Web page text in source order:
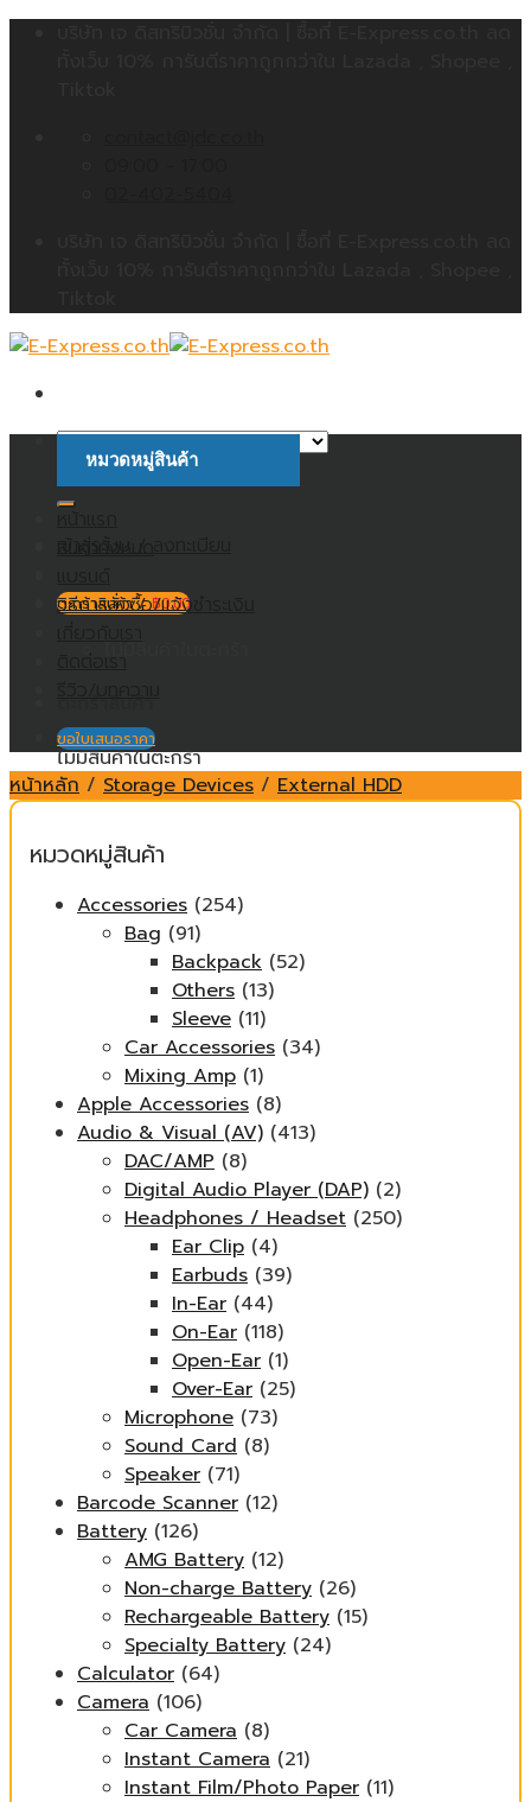
ค้นหา:
ตะกร้าสินค้า /฿0.00
ไม่มีสินค้าในตะกร้า
หมวดหมู่สินค้า
วิธีการสั่งซื้อ/แจ้งชำระเงิน
ติดต่อเรา
ขอใบเสนอราคา
หน้าหลัก / Storage Devices / External HDD
หมวดหมู่สินค้า
Accessories (254)
Bag (91)
Backpack (52)
Others (13)
Sleeve (11)
Car Accessories (34)
Mixing Amp (1)
Apple Accessories (8)
Audio & Visual (AV) (413)
DAC/AMP (8)
Digital Audio Player (DAP) (2)
Headphones / Headset (250)
Ear Clip (4)
Earbuds (39)
In-Ear (44)
On-Ear (118)
Open-Ear (1)
Over-Ear (25)
Microphone (73)
Sound Card (8)
Speaker (71)
Barcode Scanner (12)
Battery (126)
AMG Battery (12)
Non-charge Battery (26)
Rechargeable Battery (15)
Specialty Battery (24)
Calculator (64)
Camera (106)
Car Camera (8)
Instant Camera (21)
Instant Film/Photo Paper (11)